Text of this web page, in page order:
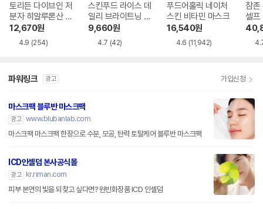
토리든 다이브인 저
분자 히알루론산 마
스크
12,670원
4.9 (254)
스킨푸드 라이스 데
일리 브라이트닝 워
시오프 마스크 210
9,660원
4.7 (42)
푸드어홀릭 네이처
스킨 비타민 마스크
16,540원
4.6 (11,942)
참존
셀프
0ml
파워링크 광고 가입신청
마스크팩 블루반 마스크팩
광고 www.blubanlab.com
마스크팩 마스크팩 한장으로 수분, 모공, 탄력 토탈케어 블루반 마스크팩
ICD인셀덤 본사공식몰
광고
kr.riman.com
피부 본연의 빛을 되찾고 싶다면? 원빈화장품 ICD 인셀덤